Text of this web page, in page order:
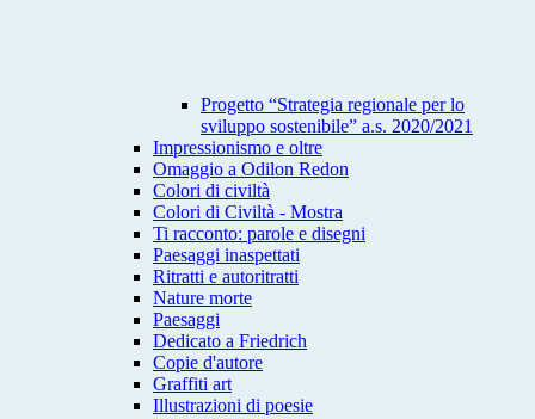
Progetto “Strategia regionale per lo
sviluppo sostenibile” a.s. 2020/2021
Impressionismo e oltre
Omaggio a Odilon Redon
Colori di civiltà
Colori di Civiltà - Mostra
Ti racconto: parole e disegni
Paesaggi inaspettati
Ritratti e autoritratti
Nature morte
Paesaggi
Dedicato a Friedrich
Copie d'autore
Graffiti art
Illustrazioni di poesie